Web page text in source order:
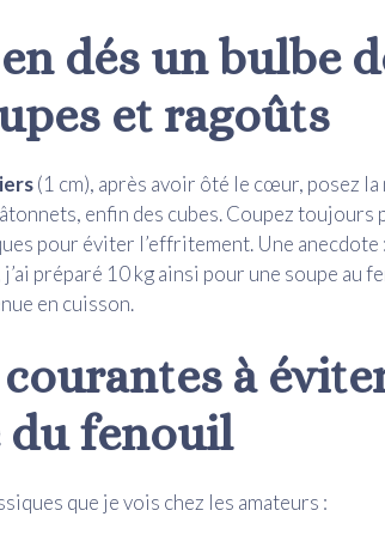
dés un bulbe
et ragoûts
(1 cm), après avoir ôté le cœur, posez
enfin des cubes. Coupez
pour éviter l’effritement. Une anecdote
préparé 10 kg ainsi pour une soupe au
en cuisson.
à
du fenouil
que je vois chez les amateurs :